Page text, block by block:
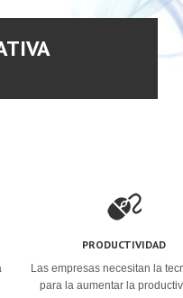
PRODUCTIVIDAD
Las empresas necesitan la
para la aumentar la